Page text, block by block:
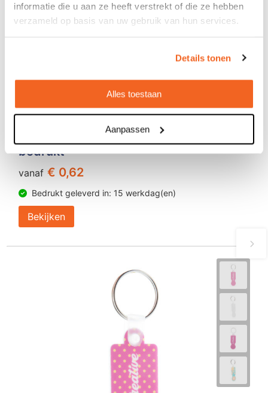
informatie die u aan ze heeft verstrekt of die ze hebben
verzameld op basis van uw gebruik van hun services.
Details tonen
Alles toestaan
Aanpassen
Winkelwagenmuntje - Full colour
bedrukt
vanaf € 0,62
Bedrukt geleverd in: 15 werkdag(en)
Bekijken